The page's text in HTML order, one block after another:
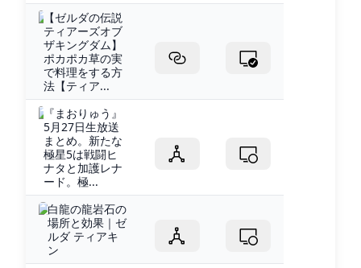
【ゼルダの伝説
ティアーズオブ
ザキングダム】
ポカポカ草の実
で料理をする方
法【ティア...
『まおりゅう』
5月27日生放送
まとめ。新たな
極星5は戦闘ヒ
ナタと加護レナ
ード。極...
白龍の龍岩石の
場所と効果｜ゼ
ルダ ティアキ
ン